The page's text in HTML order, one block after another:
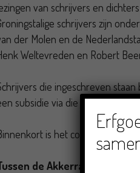
van schrijvers en
schrijvers zijn
der Molen en de
Weltevreden en Robert
die ingeschreven
subsidie via die organisatie,
is het complete
de Akkerranden